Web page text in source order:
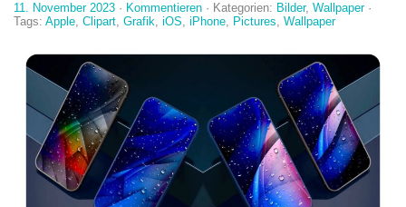
11. November 2023 · Kommentieren · Kategorien: Bilder, Wallpaper·
Tags: Apple, Clipart, Grafik, iOS, iPhone, Pictures, Wallpaper